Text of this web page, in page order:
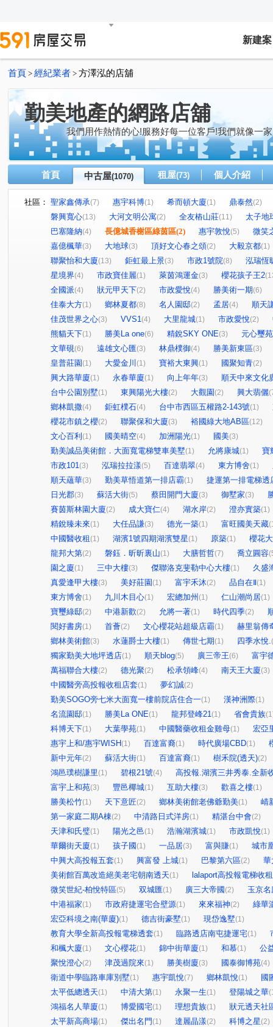
新建案
首頁 > 經紀業者 > 方澤泓的店舖
勤美地產的網路店舖
我們用作熱情的心!服務好每一位客戶!我們就像一
首頁 中古屋(1070) 租屋(73) 個人介紹
社區： 聖家鑫傳承(7) 惠宇科博(1) 希而頓大廈(1) 鼎泰然(2)
磐興寬心(13) 大河文明公寓(2) 全友樁山莊(11)
太子地
巴塞隆納(4) 長億城香榭區綠茵區(2) 惠宇敦悅(5)
微笑
嘉億楓華(3) 大地球(3) 頂好文心春之頌(2) 大毅京都(1)
聯聚怡和大廈(13) 鉅虹最上景(3) 市政1號院(8)
泓瑞恆
星境界(4) 市政寶佳麗(1) 萊茵鴻運金(3) 櫻花孩子王2
全國派(4) 狀元甲天下(2) 市政愛悅(4) 勝美術一期(6)
佳泰大方(1) 鄉林夏都(8) 名人園邸(2) 孟居(4)
順天
佳茂世界之心(3) VVS1(4) 大里龍城(1) 市政愛悅(2)
熊貓天下(1) 勝美La one(6) 精銳SKY ONE(3)
元心璽苑
文華硯(6) 遠雄文心匯(3) 林鼎樸御(4) 勝美新東區(3)
皇普莊園 (1) 大愛金川 (1) 寶裕大東興(1) 國聚知青(2)
興大路華廈(1) 永春華廈(1) 向上年年(3)
順天中來文化
台中公園別墅(1) 東興陽光大樓(2) 大觀園 (2) 興大翡儷
鄉林凱撒(4) 鉅虹樸石(4) 台中市西區五權路2-143號(1)
櫻花市鎮之櫻(2) 聯聚保和大廈(3) 裕國綠大地AB區(12)
文心百利 (1) 國美晴空(4) 加洲陽光(1) 國美(3)
勤美誠品美術館．大面寬電梯雙車美墅(1) 允將康城(1)
寶
市政101(3) 泓瑞拉拉漾(5) 百達翡翠(4) 東方博舍(1)
順天蘊華(3) 勤美草悟道第一排店霸(1)
捷運第一排電梯透
日光郡(3) 蘇活大街(5) 蔡田開門大廈(3) 御墅家(3)
賽茵斯林園大廈(2) 成大寶仁(4) 湖水岸(2) 澄亦實築(1)
精銳臻未來(1) 大任品謙(3) 德光一築(1) 富旺國美天藏
中國醫收租 (1) 湖濱1號四期湖濱雙星(1) 原築(1)
櫻花
龍邦大第(2) 磐鈺．昕昕裏山(1) 大膳哲哲(7) 喬立圓容
園之廈(1) 三中大樓(3) 傑聯洛克斐勒中心大樓(1)
久盛
真愛逢甲大樓(3) 美好莊園 (1) 富宇禾沐(2) 品自在Ⅱ(1)
東方博舍(1) 九川木目心(1) 宏總加州 (1) 仁山潮尚居(1)
寶璽綠邸(2) 中港新歡(2) 允將一著(1) 時代四季(2)
閱好書房(1) 首薈(2) 文心櫻花站超級店霸(1)
赫里翁傳
鄉林美術館(3) 水蓮爵士大樓(1) 傳世七期(1) 四季水悅.
獨家勤美大地坪透店(1) 順天blog(5) 廣三帝王(6)
富宇
萬福聯合大樓(2) 德光聚(2) 松承領峰(4) 南天王大廈(3)
中國醫旁高投報收租店套(1) 夢幻誠(2)
勤美SOGO旁七米大面寬一樓前院店住合一(1) 漢神洲際(1)
名流園邸(1) 勝美La ONE(1) 龍邦登峰21(1) 省會貴族
科博天下(1) 大葉學苑(1) 中國醫藥收租金雞母(1)
宏亞
惠宇上和/惠宇WISH(1) 百達富裔(1) 時代廣場CBD(1)
新中元年(2) 蘇活大街(1) 百達富裔(1) 樹禾院(透天)(2)
鴻邑璞樹謙里(1) 碧根21號(4)
高投報.湖濱三井秀泰.全新
富宇上和苑(3) 豐邑椰城(1) 互助大樓(3) 歡喜之樓(1)
勝美松竹(1) 天下意匠(2) 鄉林美術館老佛爺勤美(1)
崝
第一家庭二期A棟(2) 中清路日式洋房(1) 精湛台中會(2)
天津和氏璧(1) 陽光之邑(1) 浩瀚湖濱城(1) 市政凱悅(1)
華爾街天廈(1) 孩子國 (1) 一品居(3) 富與賺(1)
城市
中興大高投報五套(1) 興富發 上城(1) 巴黎第六區(2)
華
美術館百萬改造絕美老宅朝南透天(1)
lalaport高投報電梯收
微笑世紀-柏悅特區(5) 双城匯(1) 廣三大帝國 (2)
玉京名
中港福家(1) 市政府捷運宅合壁源(1) 來來福神(2)
綠華
宏亞科境之南(華廈)(1) 德吉街豪墅(1) 現岱逸墅(1)
教育大學全新高投報電梯透套(1) 臨路透店南屯捷運宅(1)
和楓大廈(1) 文心櫻花(1) 錦中街華廈(1) 和慕(1)
公
聚悅澄心(2) 津茂過院來(1) 勝美樹廈(3) 國泰御博苑(4)
衛道中學臨路車庫別墅(1) 惠宇凱悅(7) 鄉林凱悅(1)
國
太平低總透天(1) 中清大第(1) 永聚一生(1) 登陽城之華
鴻福名人華廈(1) 博愛國宅(1) 理想貴族(1)
狀元透天社
太平新高商場(1) 傑出名門 (1) 達麗晶漾(2) 科博之星(2)